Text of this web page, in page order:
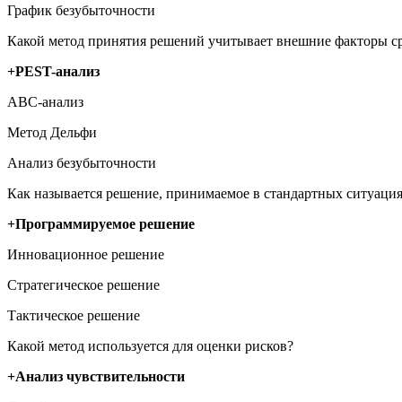
График безубыточности
Какой метод принятия решений учитывает внешние факторы
+PEST-анализ
ABC-анализ
Метод Дельфи
Анализ безубыточности
Как называется решение, принимаемое в стандартных
+Программируемое решение
Инновационное решение
Стратегическое решение
Тактическое решение
Какой метод используется для оценки рисков?
+Анализ чувствительности